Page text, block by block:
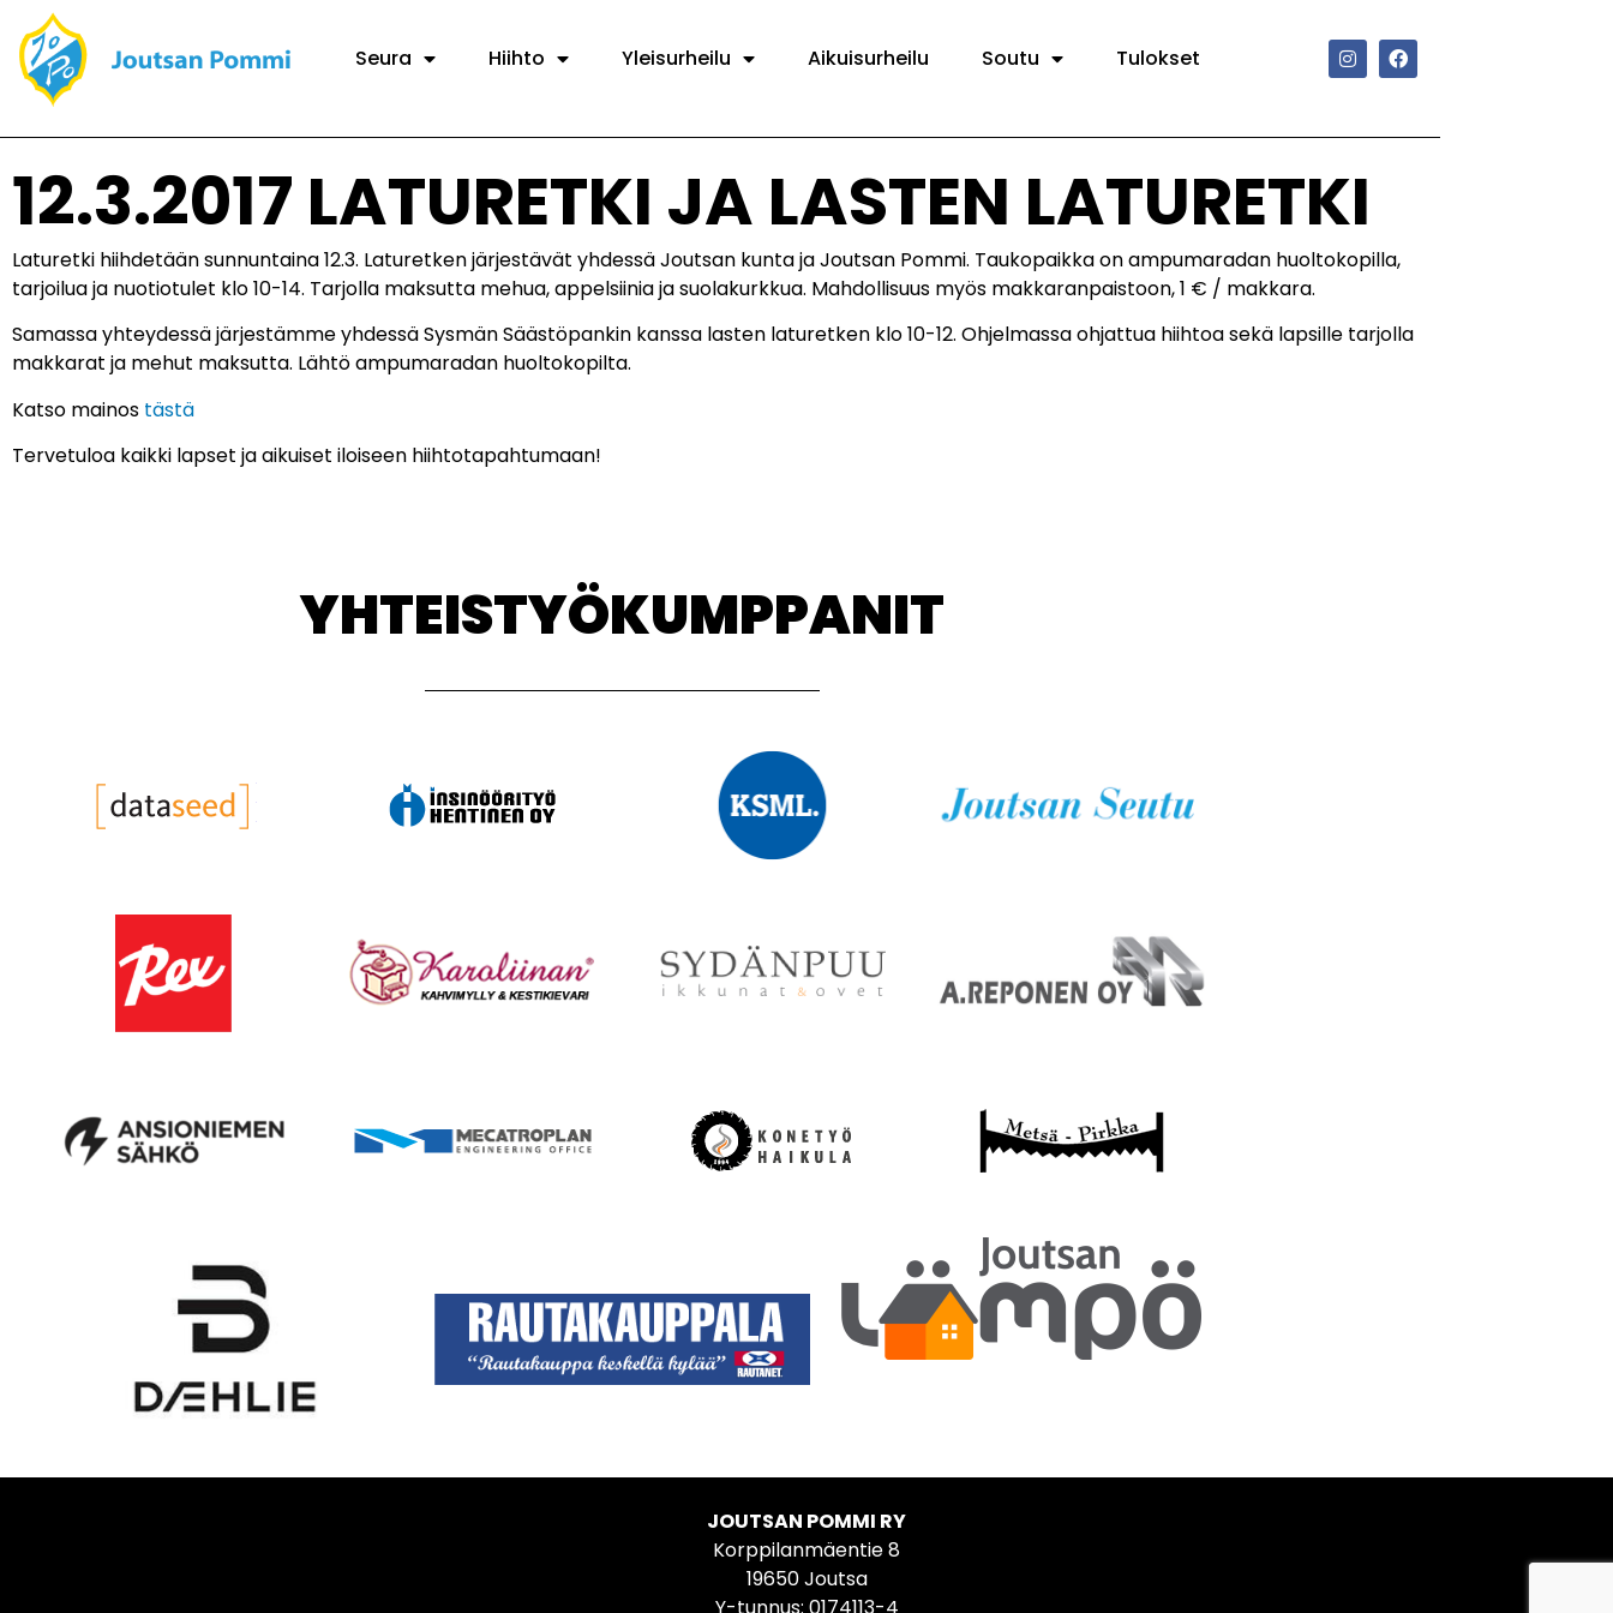
Seura Hiihto Yleisurheilu Aikuisurheilu Soutu Tulokset
12.3.2017 LATURETKI JA LASTEN LATURETKI
Laturetki hiihdetään sunnuntaina 12.3. Laturetken järjestävät yhdessä Joutsan kunta ja Joutsan Pommi. Taukopaikka on ampumaradan huoltokopilla,
tarjoilua ja nuotiotulet klo 10-14. Tarjolla maksutta mehua, appelsiinia ja suolakurkkua. Mahdollisuus myös makkaranpaistoon, 1 € / makkara.
Samassa yhteydessä järjestämme yhdessä Sysmän Säästöpankin kanssa lasten laturetken klo 10-12. Ohjelmassa ohjattua hiihtoa sekä lapsille tarjolla
makkarat ja mehut maksutta. Lähtö ampumaradan huoltokopilta.
Katso mainos tästä
Tervetuloa kaikki lapset ja aikuiset iloiseen hiihtotapahtumaan!
YHTEISTYÖKUMPPANIT
JOUTSAN POMMI RY
Korppilanmäentie 8
19650 Joutsa
Y-tunnus: 0174113-4